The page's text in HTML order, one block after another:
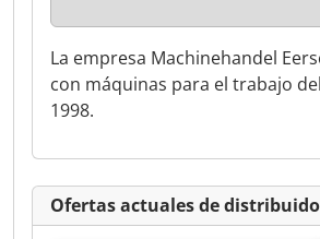
La empresa Machinehandel
con máquinas para el trabajo
1998.
Ofertas actuales de